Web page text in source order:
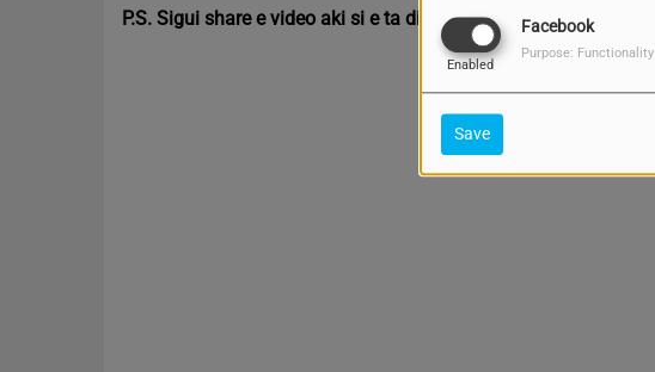
Facebook
Enabled
Purpose: Functionality
Save
P.S. Sigui share e video aki si e ta di bendishon pabo